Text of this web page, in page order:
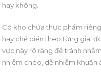
hay không.
Có kho chứa thực phẩm
hay chế biến theo từng giai
vực này rõ ràng để tránh
nhiễm chéo, dễ nhiễm khuẩn